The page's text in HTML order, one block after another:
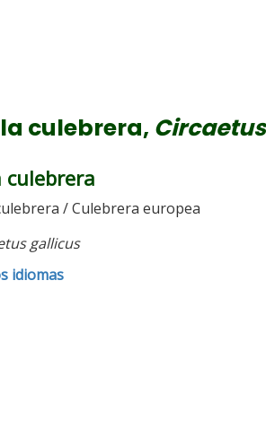
culebrera,
culebrera
/ Culebrera europea
gallicus
idiomas